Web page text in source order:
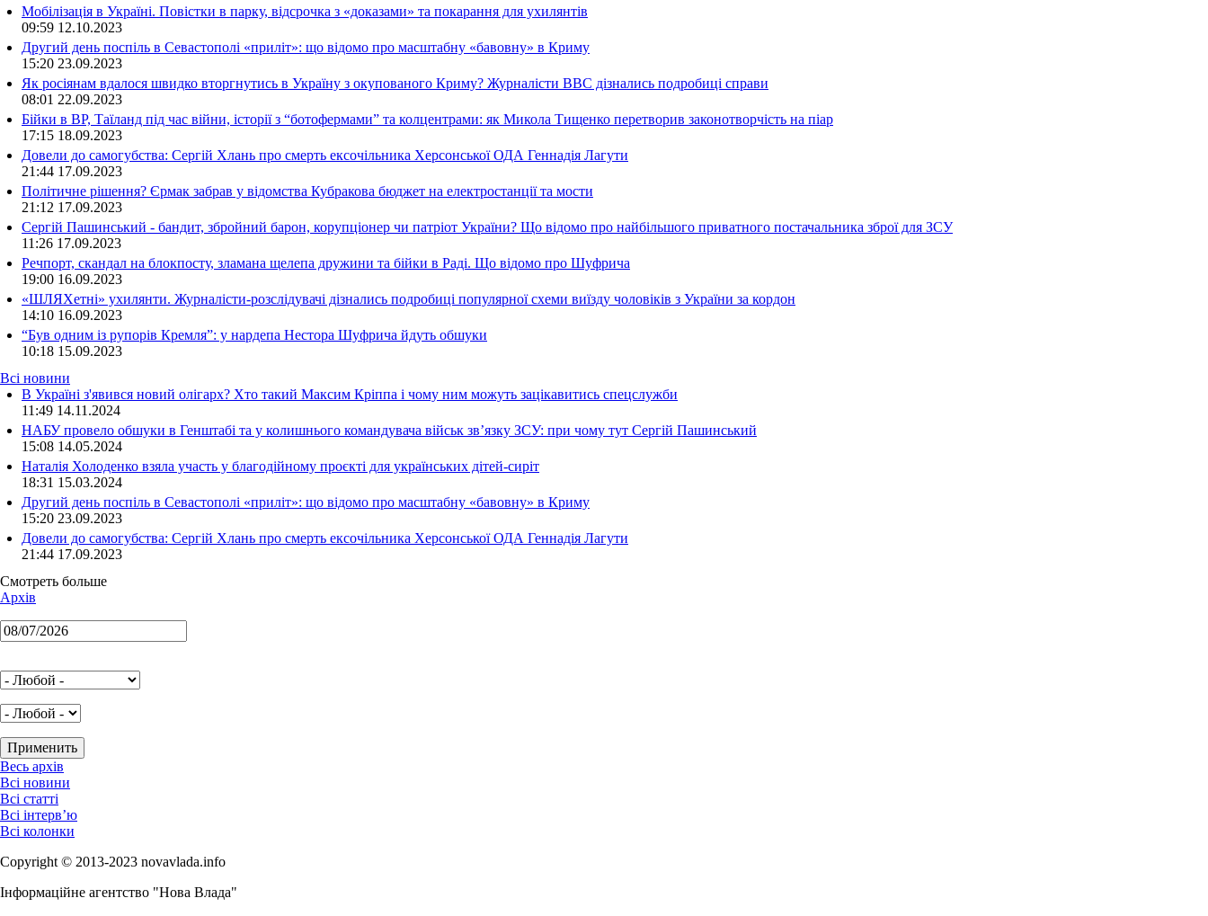
Мобілізація в Україні. Повістки в парку, відсрочка з «доказами» та покарання для ухилянтів
09:59 12.10.2023
Другий день поспіль в Севастополі «приліт»: що відомо про масштабну «бавовну» в Криму
15:20 23.09.2023
Як росіянам вдалося швидко вторгнутись в Україну з окупованого Криму? Журналісти ВВС дізнались подробиці справи
08:01 22.09.2023
Бійки в ВР, Таїланд під час війни, історії з “ботофермами” та колцентрами: як Микола Тищенко перетворив законотворчість на піар
17:15 18.09.2023
Довели до самогубства: Сергій Хлань про смерть ексочільника Херсонської ОДА Геннадія Лагути
21:44 17.09.2023
Політичне рішення? Єрмак забрав у відомства Кубракова бюджет на електростанції та мости
21:12 17.09.2023
Сергій Пашинський - бандит, збройний барон, корупціонер чи патріот України? Що відомо про найбільшого приватного постачальника зброї для ЗСУ
11:26 17.09.2023
Речпорт, скандал на блокпосту, зламана щелепа дружини та бійки в Раді. Що відомо про Шуфрича
19:00 16.09.2023
«ШЛЯХетні» ухилянти. Журналісти-розслідувачі дізнались подробиці популярної схеми виїзду чоловіків з України за кордон
14:10 16.09.2023
“Був одним із рупорів Кремля”: у нардепа Нестора Шуфрича йдуть обшуки
10:18 15.09.2023
Всі новини
В Україні з'явився новий олігарх? Хто такий Максим Кріппа і чому ним можуть зацікавитись спецслужби
11:49 14.11.2024
НАБУ провело обшуки в Генштабі та у колишнього командувача військ зв’язку ЗСУ: при чому тут Сергій Пашинський
15:08 14.05.2024
Наталія Холоденко взяла участь у благодійному проєкті для українських дітей-сиріт
18:31 15.03.2024
Другий день поспіль в Севастополі «приліт»: що відомо про масштабну «бавовну» в Криму
15:20 23.09.2023
Довели до самогубства: Сергій Хлань про смерть ексочільника Херсонської ОДА Геннадія Лагути
21:44 17.09.2023
Смотреть больше
Архів
Весь архів
Всі новини
Всі статті
Всі інтерв’ю
Всі колонки
Copyright © 2013-2023 novavlada.info
Інформаційне агентство "Нова Влада"